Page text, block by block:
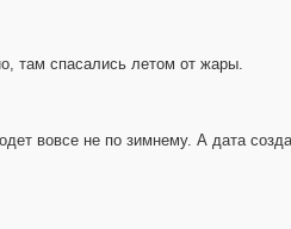
там спасались летом от жары.
вовсе не по зимнему. А дата